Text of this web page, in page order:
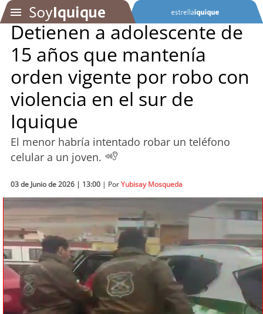
SOYTV
Podcast
Actualidad
Entretención
Economía
Deportes
Tecnología
Sostenibilidad
soy chile
Detienen a adolescente de
15 años que mantenía
orden vigente por robo con
violencia en el sur de
Iquique
El menor habría intentado robar un teléfono
celular a un joven.
03 de Junio de 2026 | 13:00 | PorYubisay Mosqueda